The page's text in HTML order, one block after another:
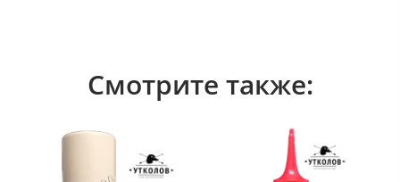
Смотрите также: